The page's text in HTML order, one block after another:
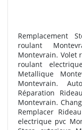
Remplacement
roulant
Montevrain. Volet
roulant
Metallique
Montevrain.
Réparation
Montevrain.
Remplacer
electrique pvc